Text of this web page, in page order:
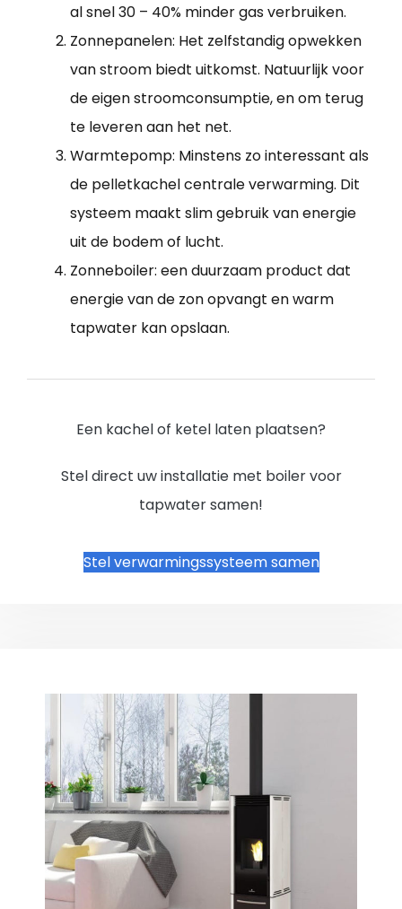
al snel 30 – 40% minder gas verbruiken.
Zonnepanelen: Het zelfstandig opwekken
van stroom biedt uitkomst. Natuurlijk voor
de eigen stroomconsumptie, en om terug
te leveren aan het net.
Warmtepomp: Minstens zo interessant als
de pelletkachel centrale verwarming. Dit
systeem maakt slim gebruik van energie
uit de bodem of lucht.
Zonneboiler: een duurzaam product dat
energie van de zon opvangt en warm
tapwater kan opslaan.
Een kachel of ketel laten plaatsen?
Stel direct uw installatie met boiler voor
tapwater samen!
Stel verwarmingssysteem samen